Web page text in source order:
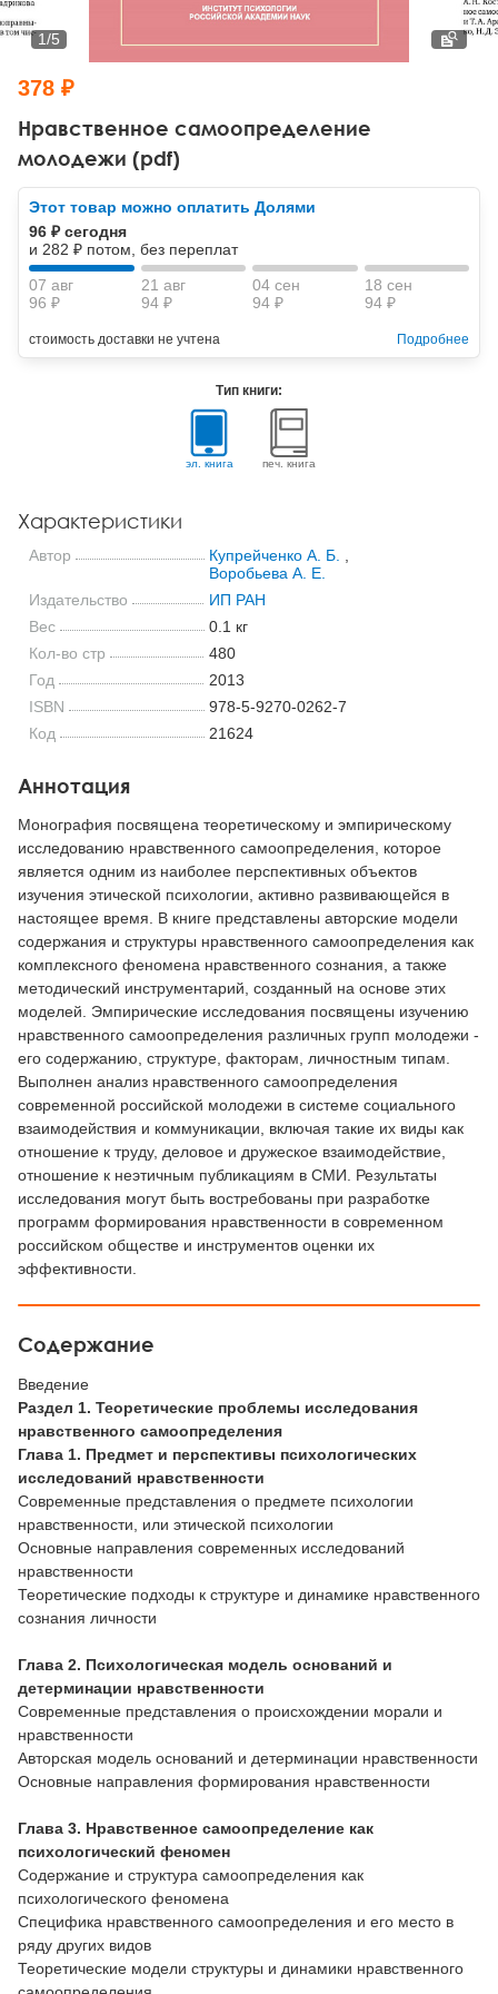
Тревожные расстройства, панические атаки
Психодрама
Другие направления психотерапии
Классический, эриксоновский гипноз и НЛП
НЛП
Психология труда и эргономика
Социальная психология
Социальная и организационная психология
Классический и юнгианский психоанализ
Нравственное самоопределение
молодежи (pdf)
1/5
378 ₽
Этот товар можно оплатить Долями
96 ₽ сегодня
и 282 ₽ потом, без переплат
07 авг
96 ₽
21 авг
94 ₽
04 сен
94 ₽
18 сен
94 ₽
стоимость доставки не учтена Подробнее
Тип книги:
эл. книга печ. книга
Характеристики
Автор Купрейченко А. Б.
Воробьева А. Е.
Издательство
ИП РАН
Вес
0.1 кг
Кол-во стр
480
Год
2013
ISBN
978-5-9270-0262-7
Код
21624
Аннотация
Монография посвящена теоретическому и эмпирическому
исследованию нравственного самоопределения, которое
является одним из наиболее перспективных объектов
изучения этической психологии, активно развивающейся в
настоящее время. В книге представлены авторские модели
содержания и структуры нравственного самоопределения как
комплексного феномена нравственного сознания, а также
методический инструментарий, созданный на основе этих
моделей. Эмпирические исследования посвящены изучению
нравственного самоопределения различных групп молодежи -
его содержанию, структуре, факторам, личностным типам.
Выполнен анализ нравственного самоопределения
современной российской молодежи в системе социального
взаимодействия и коммуникации, включая такие их виды как
отношение к труду, деловое и дружеское взаимодействие,
отношение к неэтичным публикациям в СМИ. Результаты
исследования могут быть востребованы при разработке
программ формирования нравственности в современном
российском обществе и инструментов оценки их
эффективности.
Содержание
Введение
Раздел 1. Теоретические проблемы исследования
нравственного самоопределения
Глава 1. Предмет и перспективы психологических
исследований нравственности
Современные представления о предмете психологии
нравственности, или этической психологии
Основные направления современных исследований
нравственности
Теоретические подходы к структуре и динамике нравственного
сознания личности
Глава 2. Психологическая модель оснований и
детерминации нравственности
Современные представления о происхождении морали и
нравственности
Авторская модель оснований и детерминации нравственности
Основные направления формирования нравственности
Глава 3. Нравственное самоопределение как
психологический феномен
Содержание и структура самоопределения как
психологического феномена
Специфика нравственного самоопределения и его место в
ряду других видов
Теоретические модели структуры и динамики нравственного